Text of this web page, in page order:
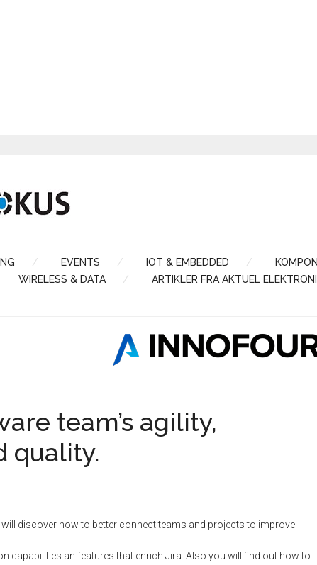
EVENTS IOT & EMBEDDED
WIRELESS & DATA ARTIKLER FRA AKTUEL
team’s agility,
quality.
discover how to better connect teams and projects to improve
capabilities an features that enrich Jira. Also you will find out how to